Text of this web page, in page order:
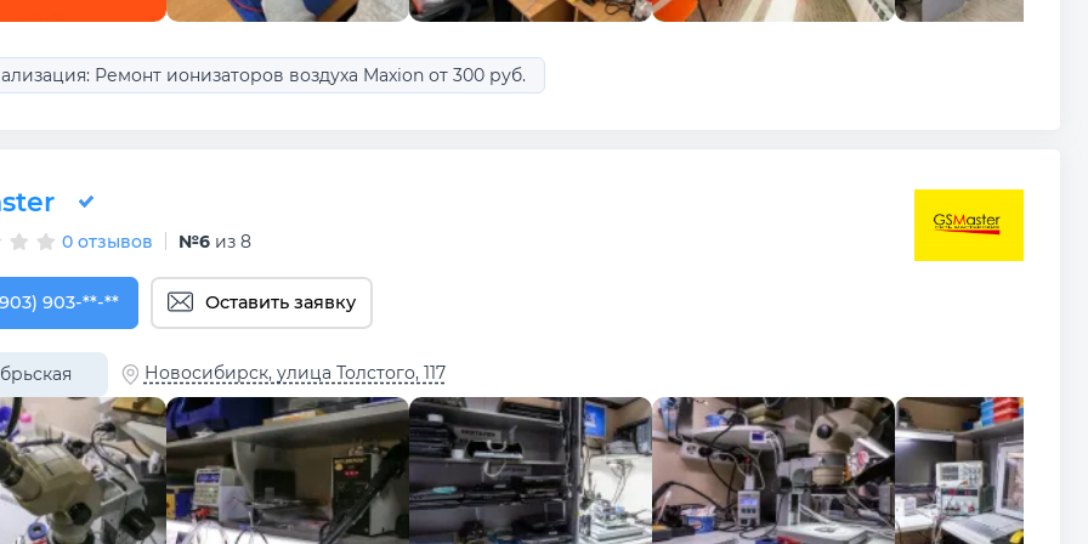
Ремонт ионизаторов воздуха Maxion от 300 руб.
0 отзывов №6 из 8
903-01-03
903-**-** Оставить заявку
Новосибирск, улица Толстого, 117